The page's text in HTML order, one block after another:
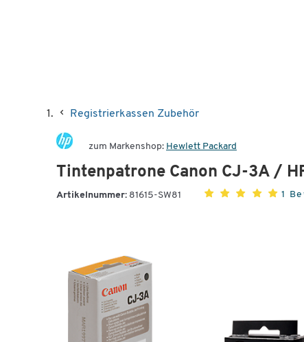
Registrierkassen Zubehör
zum Markenshop: Hewlett Packard
Tintenpatrone Canon CJ-3A /
Artikelnummer: 81615-SW81 1